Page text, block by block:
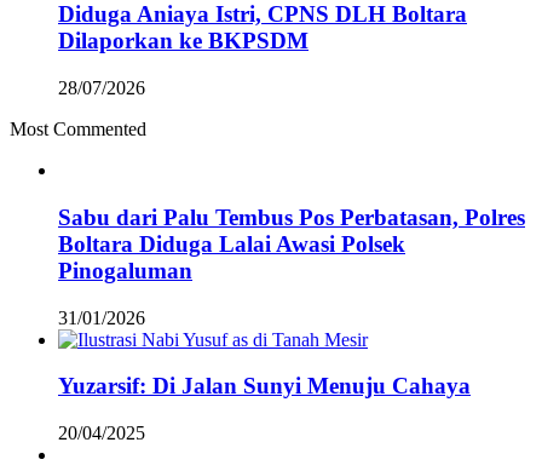
Diduga Aniaya Istri, CPNS DLH Boltara
Dilaporkan ke BKPSDM
28/07/2026
Most Commented
Sabu dari Palu Tembus Pos Perbatasan, Polres
Boltara Diduga Lalai Awasi Polsek
Pinogaluman
31/01/2026
Yuzarsif: Di Jalan Sunyi Menuju Cahaya
20/04/2025